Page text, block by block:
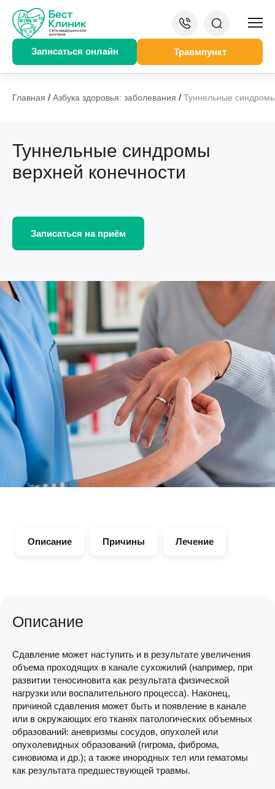
Записаться онлайн Травмпункт
Главная / Азбука здоровья: заболевания / Туннельные
Туннельные синдромы
верхней конечности
Записаться на приём
Описание Причины Лечение
Описание
Сдавление может наступить и в результате увеличения
объема проходящих в канале сухожилий (например, при
развитии теносиновита как результата физической
нагрузки или воспалительного процесса). Наконец,
причиной сдавления может быть и появление в канале
или в окружающих его тканях патологических объемных
образований: аневризмы сосудов, опухолей или
опухолевидных образований (гигрома, фиброма,
синовиома и др.); а также инородных тел или гематомы
как результата предшествующей травмы.